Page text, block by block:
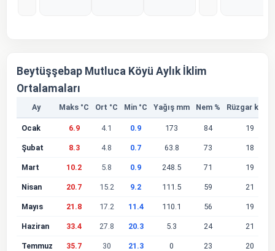
Beytüşşebap Mutluca Köyü Aylık İklim
Ortalamaları
Ay Maks °C Ort °C Min °C Yağış mm Nem % Rüzgar km/s
Ocak 6.9 4.1 0.9 173 84 19
Şubat 8.3 4.8 0.7 63.8 73 18
Mart 10.2 5.8 0.9 248.5 71 19
Nisan 20.7 15.2 9.2 111.5 59 21
Mayıs 21.8 17.2 11.4 110.1 56 19
Haziran 33.4 27.8 20.3 5.3 24 21
Temmuz 35.7 30 21.3 0 23 20